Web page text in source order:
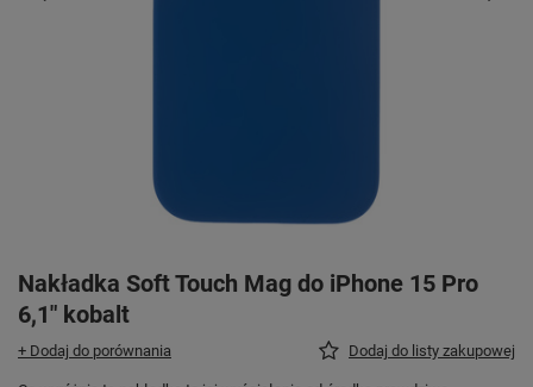
Nakładka Soft Touch Mag do iPhone 15 Pro
6,1" kobalt
+ Dodaj do porównania Dodaj do listy zakupowej